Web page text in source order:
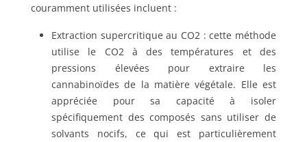
couramment utilisées incluent :
Extraction supercritique au CO2 : cette méthode
utilise le CO2 à des températures et des
pressions élevées pour extraire les
cannabinoïdes de la matière végétale. Elle est
appréciée pour sa capacité à isoler
spécifiquement des composés sans utiliser de
solvants nocifs, ce qui est particulièrement